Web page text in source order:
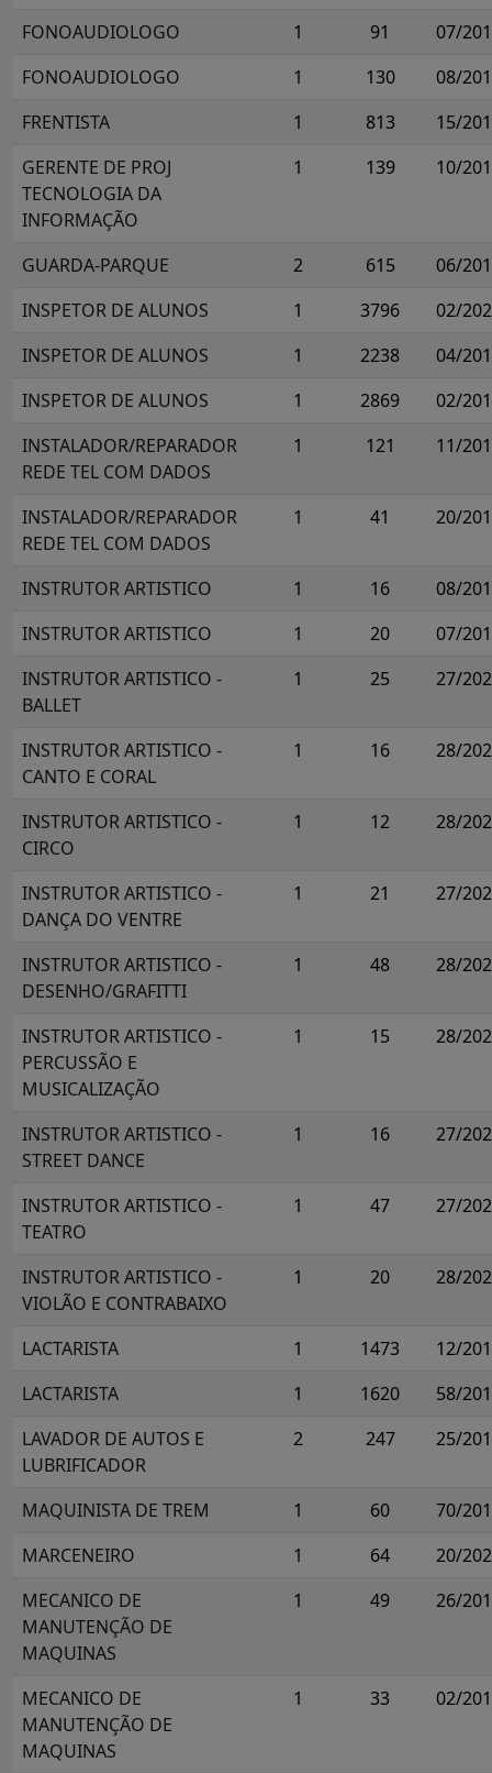
FONOAUDIOLOGO
1 91
07/
FONOAUDIOLOGO
1 130
08/
FRENTISTA
1 813
15/
GERENTE DE PROJ
TECNOLOGIA DA
INFORMAÇÃO
1 139 10/
GUARDA-PARQUE 2 615
06/
INSPETOR DE ALUNOS
1 3796
02/
INSPETOR DE ALUNOS
1 2238
04/
INSPETOR DE ALUNOS
1 2869
02/
INSTALADOR/REPARADOR
REDE TEL COM DADOS
1 121 11/
INSTALADOR/REPARADOR
REDE TEL COM DADOS
1 41 20/
INSTRUTOR ARTISTICO 1 16
08/
INSTRUTOR ARTISTICO
1 20
07/
INSTRUTOR ARTISTICO -
BALLET
1 25 27/
INSTRUTOR ARTISTICO -
CANTO E CORAL
1 16 28/
INSTRUTOR ARTISTICO -
CIRCO
1 12 28/
INSTRUTOR ARTISTICO -
DANÇA DO VENTRE
1 21 27/
INSTRUTOR ARTISTICO -
DESENHO/GRAFITTI
1 48 28/
INSTRUTOR ARTISTICO -
PERCUSSÃO E
MUSICALIZAÇÃO
1 15 28/
INSTRUTOR ARTISTICO -
STREET DANCE
1 16 27/
INSTRUTOR ARTISTICO -
TEATRO
1 47 27/
INSTRUTOR ARTISTICO -
VIOLÃO E CONTRABAIXO
1 20 28/
LACTARISTA 1 1473
12/
LACTARISTA
1 1620
58/
LAVADOR DE AUTOS E
LUBRIFICADOR
2 247 25/
MAQUINISTA DE TREM 1 60
70/
MARCENEIRO
1 64
20/
MECANICO DE
MANUTENÇÃO DE
MAQUINAS
1 49 26/
MECANICO DE
MANUTENÇÃO DE
MAQUINAS
1 33 02/